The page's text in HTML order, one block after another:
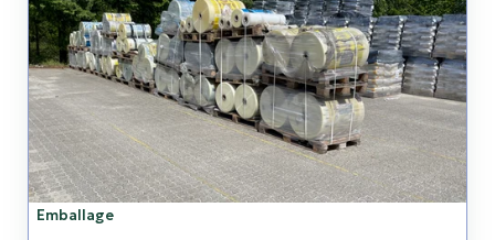
hjulpet
Dansand
med
at
genanvende
6,5
tons
overskydende
Emballage